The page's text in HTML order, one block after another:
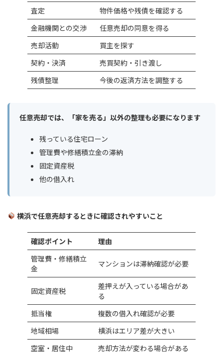
査定
物件価格や残債を確認する
金融機関との交渉
任意売却の同意を得る
売却活動
買主を探す
契約・決済
売買契約・引き渡し
残債整理
今後の返済方法を調整する
任意売却では、「家を売る」以外の整理も必要になります
残っている住宅ローン
管理費や修繕積立金の滞納
固定資産税
他の借入れ
横浜で任意売却するときに確認されやすいこと
確認ポイント
理由
管理費・修繕積立
金
マンションは滞納確認が必要
固定資産税
差押えが入っている場合があ
る
抵当権
複数の借入れ確認が必要
地域相場
横浜はエリア差が大きい
空室・居住中
売却方法が変わる場合がある